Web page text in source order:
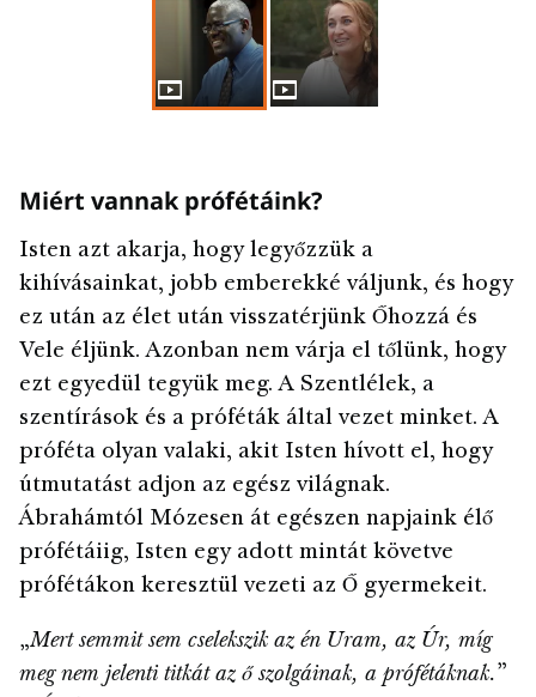
Miért vannak prófétáink?
Isten azt akarja, hogy legyőzzük a
kihívásainkat, jobb emberekké váljunk, és hogy
ez után az élet után visszatérjünk Őhozzá és
Vele éljünk. Azonban nem várja el tőlünk, hogy
ezt egyedül tegyük meg. A Szentlélek, a
szentírások és a próféták által vezet minket. A
próféta olyan valaki, akit Isten hívott el, hogy
útmutatást adjon az egész világnak.
Ábrahámtól Mózesen át egészen napjaink élő
prófétáiig, Isten egy adott mintát követve
prófétákon keresztül vezeti az Ő gyermekeit.
„Mert semmit sem cselekszik az én Uram, az Úr, míg
meg nem jelenti titkát az ő szolgáinak, a prófétáknak.”